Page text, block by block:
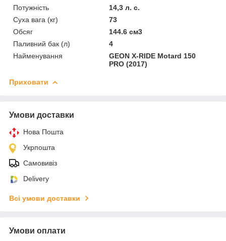
Потужність
14,3 л. с.
Суха вага (кг)
73
Обсяг
144.6 см3
Паливний бак (л)
4
Найменування
GEON X-RIDE Motard 150
PRO (2017)
Приховати
Умови доставки
Нова Пошта
Укрпошта
Самовивіз
Delivery
Всі умови доставки
Умови оплати